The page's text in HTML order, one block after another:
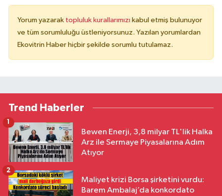
Yorum yazarak topluluk kurallarımızı kabul etmiş bulunuyor
ve tüm sorumluluğu üstleniyorsunuz. Yazılan yorumlardan
Ekovitrin Haber hiçbir şekilde sorumlu tutulamaz.
Trend Haberler
Bewen Enerji, 3,8 milyar TL'lik Halka
Arz ile Sermaye Piyasalarına Adım
Atıyor
1
Maliyet krizi Borsa şirketini vurdu:
Barem Ambalaj’da konkordato
2